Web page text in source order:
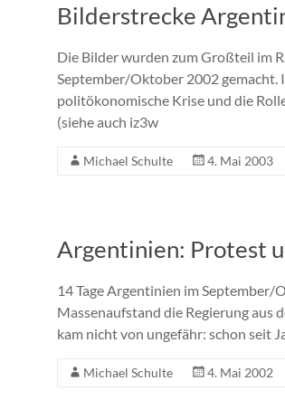
Bilderstrecke
Die Bilder wurden zum Großteil im
September/Oktober 2002
politökonomische Krise und die
(siehe auch iz3w
Michael Schulte 4. Mai 2003
Argentinien: Protest
14 Tage Argentinien im
Massenaufstand die Regierung aus
kam nicht von ungefähr: schon seit
Michael Schulte 4. Mai 2002